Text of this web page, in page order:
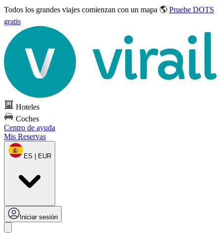
Todos los grandes viajes comienzan con un mapa 🌎 Pruebe DOTS
gratis
Hoteles
Coches
Centro de ayuda
Mis Reservas
ES | EUR
Iniciar sesión